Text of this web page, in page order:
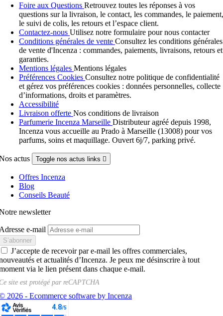
Foire aux Questions Retrouvez toutes les réponses à vos
questions sur la livraison, le contact, les commandes, le paiement,
le suivi de colis, les retours et l’espace client.
Contactez-nous Utilisez notre formulaire pour nous contacter
Conditions générales de vente Consultez les conditions générales
de vente d'Incenza : commandes, paiements, livraisons, retours et
garanties.
Mentions légales Mentions légales
Préférences Cookies Consultez notre politique de confidentialité
et gérez vos préférences cookies : données personnelles, collecte
d’informations, droits et paramètres.
Accessibilité
Livraison offerte Nos conditions de livraison
Parfumerie Incenza Marseille Distributeur agréé depuis 1998,
Incenza vous accueille au Prado à Marseille (13008) pour vos
parfums, soins et maquillage. Ouvert 6j/7, parking privé.
actus Toggle nos actus links 
Offres Incenza
Blog
Conseils Beauté
newsletter
e-mail
J’accepte de recevoir par e-mail les offres commerciales,
et actualités d’Incenza. Je peux me désinscrire à tout
via le lien présent dans chaque e-mail.
site est protégé parreCAPTCHA
2026 - Ecommerce software by Incenza